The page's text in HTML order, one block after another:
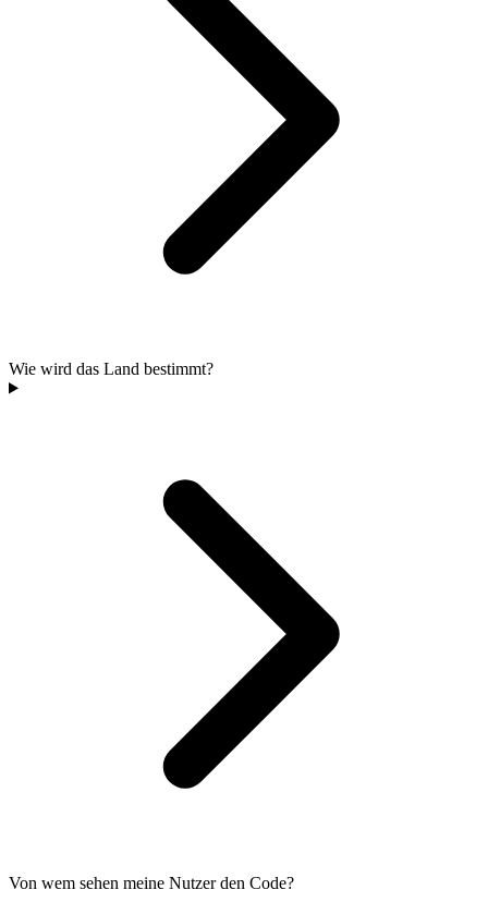
Wie wird das Land bestimmt?
Von wem sehen meine Nutzer den Code?